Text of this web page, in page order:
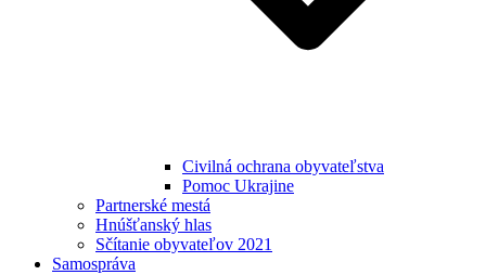
Civilná ochrana obyvateľstva
Pomoc Ukrajine
Partnerské mestá
Hnúšťanský hlas
Sčítanie obyvateľov 2021
Samospráva